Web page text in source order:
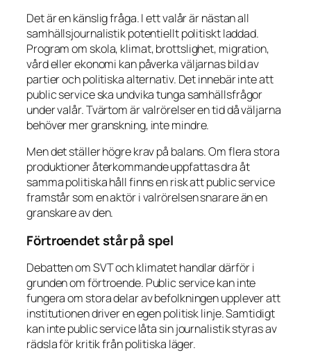
Det är en känslig fråga. I ett valår är nästan all
samhällsjournalistik potentiellt politiskt laddad.
Program om skola, klimat, brottslighet, migration,
vård eller ekonomi kan påverka väljarnas bild av
partier och politiska alternativ. Det innebär inte att
public service ska undvika tunga samhällsfrågor
under valår. Tvärtom är valrörelser en tid då väljarna
behöver mer granskning, inte mindre.
Men det ställer högre krav på balans. Om flera stora
produktioner återkommande uppfattas dra åt
samma politiska håll finns en risk att public service
framstår som en aktör i valrörelsen snarare än en
granskare av den.
Förtroendet står på spel
Debatten om SVT och klimatet handlar därför i
grunden om förtroende. Public service kan inte
fungera om stora delar av befolkningen upplever att
institutionen driver en egen politisk linje. Samtidigt
kan inte public service låta sin journalistik styras av
rädsla för kritik från politiska läger.